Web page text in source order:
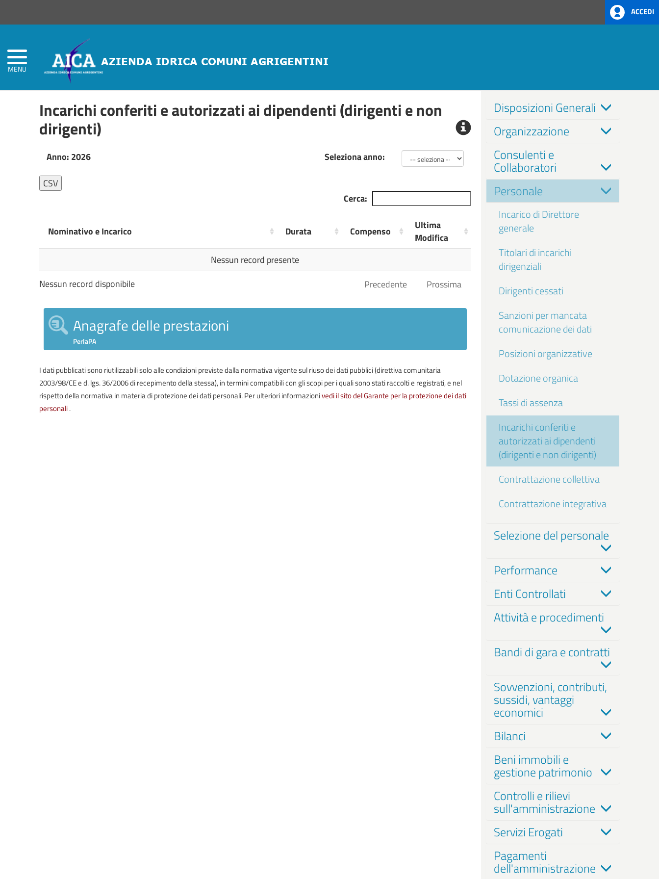
ACCEDI
MENU
Amministrativi
(L.R.
Siciliana
TrasparenteIncarichi conferiti e autorizzati ai dipendenti (dirigenti e non
dirigenti)
Anno: 2026
Seleziona anno:
CSV
Cerca:
Nominativo e Incarico Durata Compenso
Ultima
Modifica
Durata
Modifica
Nessun record presente
Nessun record disponibile
Precedente Prossima
Anagrafe delle prestazioni
PerlaPA
I dati pubblicati sono riutilizzabili solo alle condizioni previste dalla normativa vigente sul riuso dei dati pubblici (direttiva comunitaria
2003/98/CE e d. lgs. 36/2006 di recepimento della stessa), in termini compatibili con gli scopi per i quali sono stati raccolti e registrati, e nel
rispetto della normativa in materia di protezione dei dati personali. Per ulteriori informazionivedi il sito del Garante per la protezione dei dati
personali.
Disposizioni Generali
Organizzazione
Consulenti e
Collaboratori
Personale
Incarico di Direttore
generale
Titolari di incarichi
dirigenziali
Dirigenti cessati
Sanzioni per mancata
comunicazione dei dati
Posizioni organizzative
Dotazione organica
Tassi di assenza
Incarichi conferiti e
autorizzati ai dipendenti
(dirigenti e non dirigenti)
Contrattazione collettiva
Contrattazione integrativa
Selezione del personale
Performance
Enti Controllati
Attività e procedimenti
Bandi di gara e contratti
Sovvenzioni, contributi,
sussidi, vantaggi
economici
Bilanci
Beni immobili e
gestione patrimonio
Controlli e rilievi
sull'amministrazione
Servizi Erogati
Pagamenti
dell'amministrazione